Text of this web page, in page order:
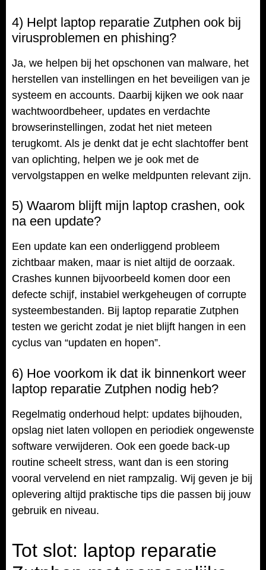
4) Helpt laptop reparatie Zutphen ook bij
virusproblemen en phishing?
Ja, we helpen bij het opschonen van malware, het
herstellen van instellingen en het beveiligen van je
systeem en accounts. Daarbij kijken we ook naar
wachtwoordbeheer, updates en verdachte
browserinstellingen, zodat het niet meteen
terugkomt. Als je denkt dat je echt slachtoffer bent
van oplichting, helpen we je ook met de
vervolgstappen en welke meldpunten relevant zijn.
5) Waarom blijft mijn laptop crashen, ook
na een update?
Een update kan een onderliggend probleem
zichtbaar maken, maar is niet altijd de oorzaak.
Crashes kunnen bijvoorbeeld komen door een
defecte schijf, instabiel werkgeheugen of corrupte
systeembestanden. Bij laptop reparatie Zutphen
testen we gericht zodat je niet blijft hangen in een
cyclus van “updaten en hopen”.
6) Hoe voorkom ik dat ik binnenkort weer
laptop reparatie Zutphen nodig heb?
Regelmatig onderhoud helpt: updates bijhouden,
opslag niet laten vollopen en periodiek ongewenste
software verwijderen. Ook een goede back-up
routine scheelt stress, want dan is een storing
vooral vervelend en niet rampzalig. Wij geven je bij
oplevering altijd praktische tips die passen bij jouw
gebruik en niveau.
Tot slot: laptop reparatie